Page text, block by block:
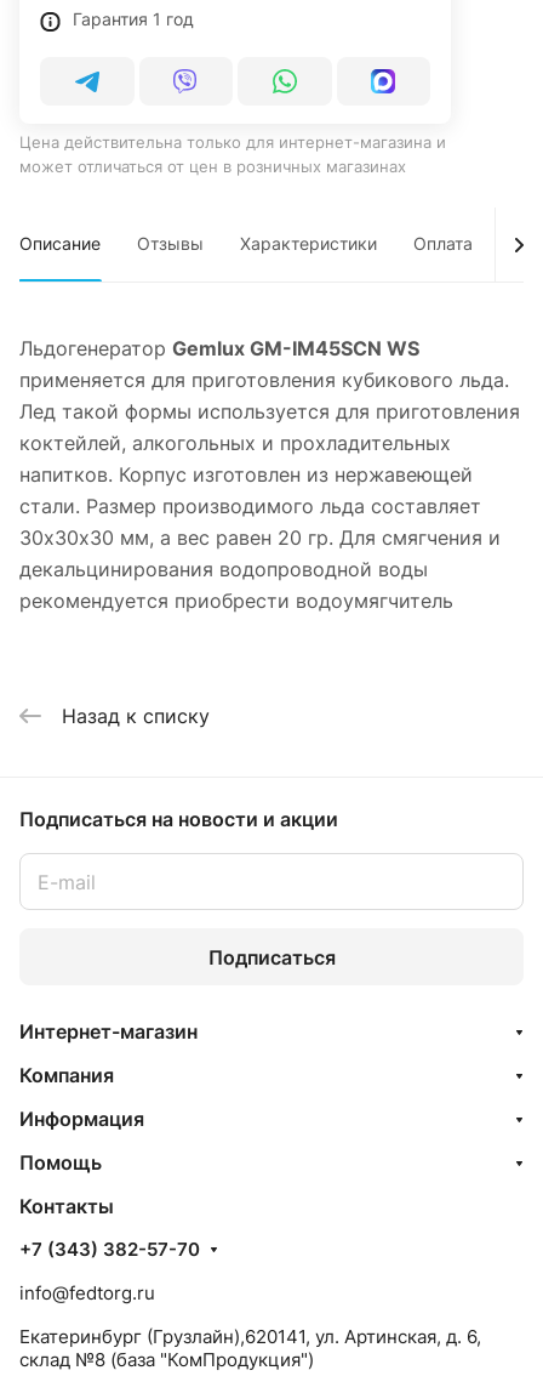
Гарантия 1 год
Цена действительна только для интернет-магазина и
может отличаться от цен в розничных магазинах
Описание Отзывы Характеристики Оплата
Льдогенератор Gemlux GM-IM45SCN WS
применяется для приготовления кубикового льда.
Лед такой формы используется для приготовления
коктейлей, алкогольных и прохладительных
напитков. Корпус изготовлен из нержавеющей
стали. Размер производимого льда составляет
30х30х30 мм, а вес равен 20 гр. Для смягчения и
декальцинирования водопроводной воды
рекомендуется приобрести водоумягчитель
Назад к списку
Подписаться на новости и акции
Подписаться
Интернет-магазин
Компания
Информация
Помощь
Контакты
+7 (343) 382-57-70
info@fedtorg.ru
Екатеринбург (Грузлайн),620141, ул. Артинская, д. 6,
склад №8 (база "КомПродукция")